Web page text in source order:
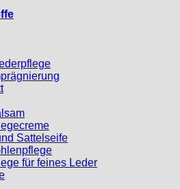
Sattelseife
für feines Leder